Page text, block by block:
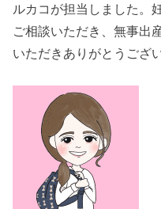
ルカコが担当しました。
ご相談いただき、無事出
いただきありがとうござ